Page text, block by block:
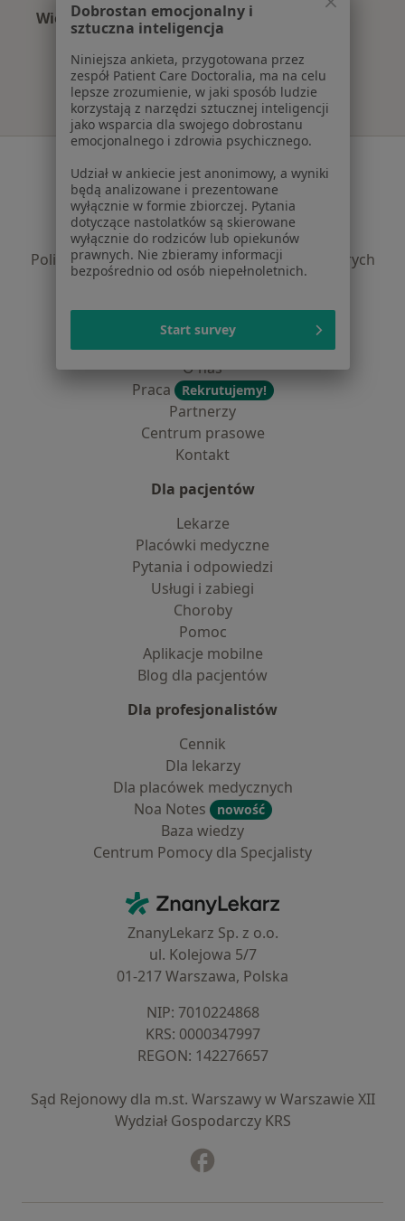
Więcej (15)
Więcej w kategorii: Najczęście leczone
Regulamin
Polityka prywatności pacjentów
Polityka prywatności profesjonalistów
Polityka prywatności dla profesjonalistów, których
dane pozyskaliśmy samodzielnie
Jak działają wyniki wyszukiwania
Dostępność
O nas
Praca
Rekrutujemy!
Partnerzy
Centrum prasowe
Kontakt
Dla pacjentów
Lekarze
Placówki medyczne
Pytania i odpowiedzi
Usługi i zabiegi
Choroby
Pomoc
Aplikacje mobilne
Blog dla pacjentów
Dla profesjonalistów
Cennik
Dla lekarzy
Dla placówek medycznych
Noa Notes
nowość
Baza wiedzy
Centrum Pomocy dla Specjalisty
ZnanyLekarz - Strona główna
ZnanyLekarz Sp. z o.o.
ul. Kolejowa 5/7
01-217 Warszawa, Polska
NIP: ⁠7010224868
KRS: ⁠0000347997
REGON: ⁠142276657
Sąd Rejonowy dla m.st. Warszawy w Warszawie XII
Wydział Gospodarczy KRS
Dobrostan emocjonalny i
sztuczna inteligencja
Niniejsza ankieta, przygotowana przez
zespół Patient Care Doctoralia, ma na celu
lepsze zrozumienie, w jaki sposób ludzie
korzystają z narzędzi sztucznej inteligencji
jako wsparcia dla swojego dobrostanu
emocjonalnego i zdrowia psychicznego.
Udział w ankiecie jest anonimowy, a wyniki
będą analizowane i prezentowane
wyłącznie w formie zbiorczej. Pytania
dotyczące nastolatków są skierowane
wyłącznie do rodziców lub opiekunów
prawnych. Nie zbieramy informacji
bezpośrednio od osób niepełnoletnich.
Start survey